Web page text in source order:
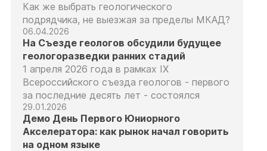
Как же выбрать геологического
подрядчика, не выезжая за пределы МКАД?
06.04.2026
На Съезде геологов обсудили будущее
геологоразведки ранних стадий
1 апреля 2026 года в рамках IX
Всероссийского съезда геологов - первого
за последние десять лет - состоялся
29.01.2026
Демо День Первого Юниорного
Акселератора: как рынок начал говорить
на одном языке